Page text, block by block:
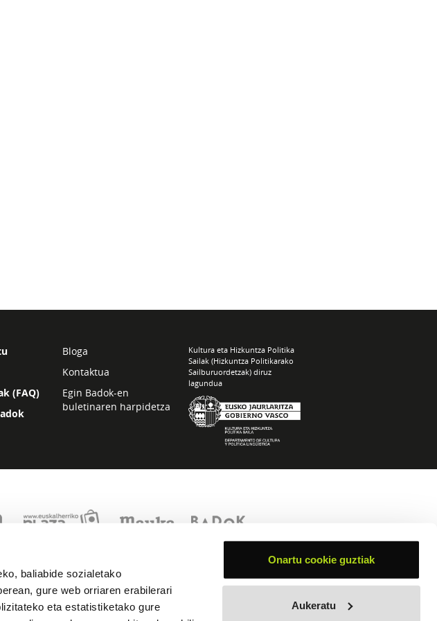
baliabide sozialetako
gure web orriaren erabilerari
eta estatistiketako gure
Onartu cookie guztiak
Aukeratu
(FAQ)
Bloga
Kontaktua
Egin Badok-en
buletinaren harpidetza
Kultura eta Hizkuntza Politika
Sailak (Hizkuntza Politikarako
Sailburuordetzak) diruz
lagundua